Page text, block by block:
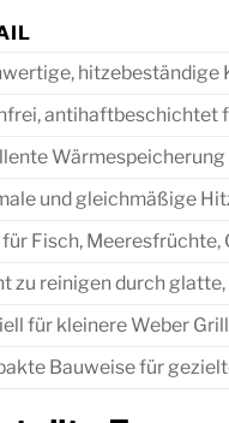
hitzebeständige
antihaftbeschichtet
und gleichmäßige
für Fisch,
zu reinigen durch
für kleinere Weber
Bauweise für